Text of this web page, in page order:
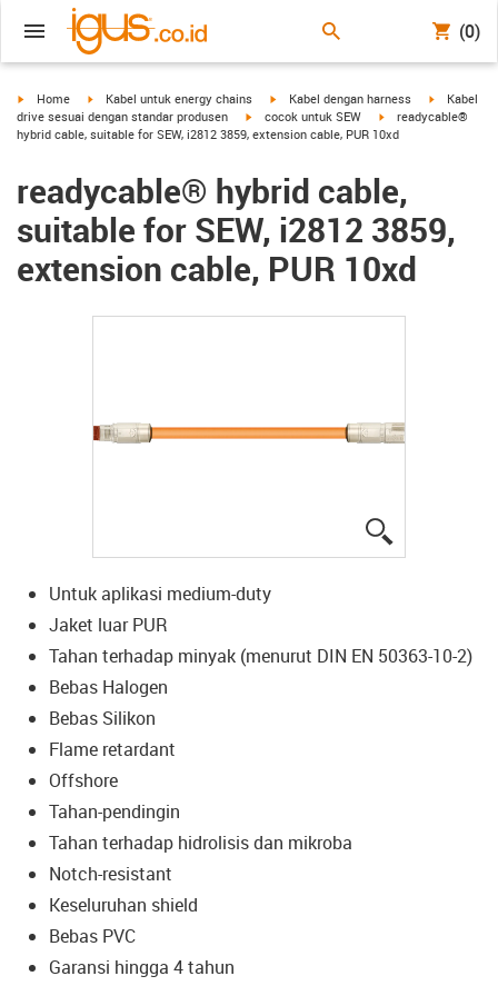
(0)
igus-icon-arrow-right
Home igus-icon-arrow-right
Kabel untuk energy chains igus-icon-arrow-right
Kabel dengan harness igus-icon-
Kabel
drive sesuai dengan standar produsen
igus-icon-arrow-right
cocok untuk SEW igus-icon-arrow-right
readycable®
hybrid cable, suitable for SEW, i2812 3859, extension cable, PUR 10xd
readycable® hybrid cable,
suitable for SEW, i2812 3859,
extension cable, PUR 10xd
Untuk aplikasi medium-duty
Jaket luar PUR
Tahan terhadap minyak (menurut DIN EN 50363-10-2)
Bebas Halogen
Bebas Silikon
Flame retardant
Offshore
Tahan-pendingin
Tahan terhadap hidrolisis dan mikroba
Notch-resistant
Keseluruhan shield
Bebas PVC
Garansi hingga 4 tahun